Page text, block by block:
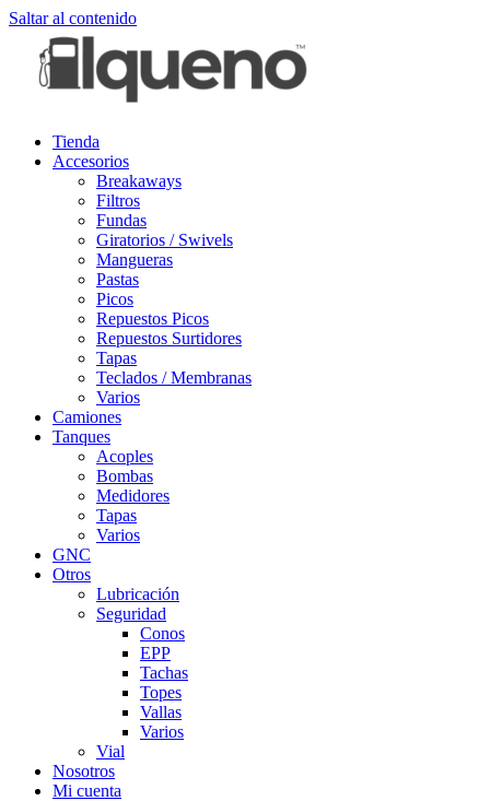
Saltar al contenido
Tienda
Accesorios
Breakaways
Filtros
Fundas
Giratorios / Swivels
Mangueras
Pastas
Picos
Repuestos Picos
Repuestos Surtidores
Tapas
Teclados / Membranas
Varios
Camiones
Tanques
Acoples
Bombas
Medidores
Tapas
Varios
GNC
Otros
Lubricación
Seguridad
Conos
EPP
Tachas
Topes
Vallas
Varios
Vial
Nosotros
Mi cuenta